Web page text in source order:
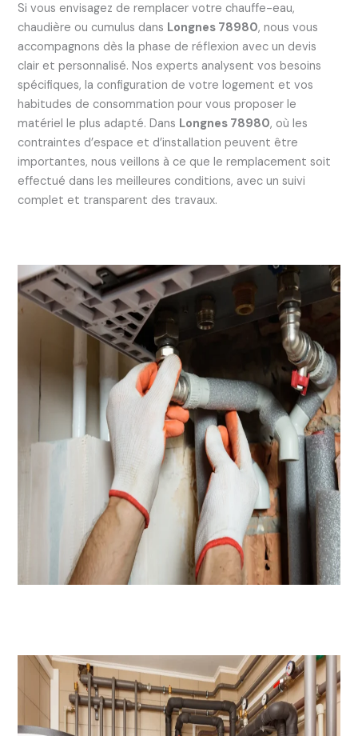
Si vous envisagez de remplacer votre chauffe-eau,
chaudière ou cumulus dans Longnes 78980, nous vous
accompagnons dès la phase de réflexion avec un devis
clair et personnalisé. Nos experts analysent vos besoins
spécifiques, la configuration de votre logement et vos
habitudes de consommation pour vous proposer le
matériel le plus adapté. Dans Longnes 78980, où les
contraintes d’espace et d’installation peuvent être
importantes, nous veillons à ce que le remplacement soit
effectué dans les meilleures conditions, avec un suivi
complet et transparent des travaux.